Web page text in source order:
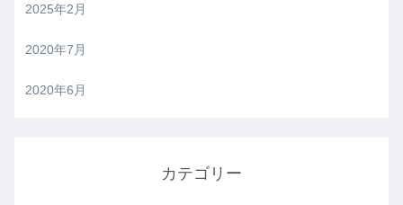
2025年2月
2020年7月
2020年6月
カテゴリー